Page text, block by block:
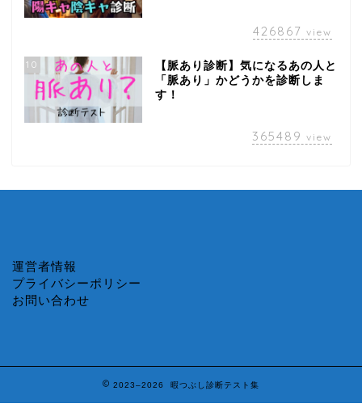
426867 view
10
【脈あり診断】気になるあの人と
「脈あり」かどうかを診断しま
す！
365489 view
運営者情報
プライバシーポリシー
お問い合わせ
2023–2026 暇つぶし診断テスト集